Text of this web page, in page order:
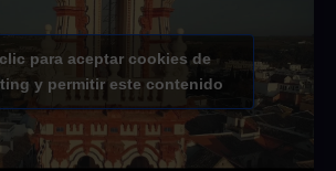
para aceptar cookies de
y permitir este contenido